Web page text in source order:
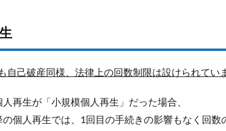
自己破産同様、法律上の回数制限は設けられてい
再生が「小規模個人再生」だった場合、
の個人再生では、1回目の手続きの影響もなく回数